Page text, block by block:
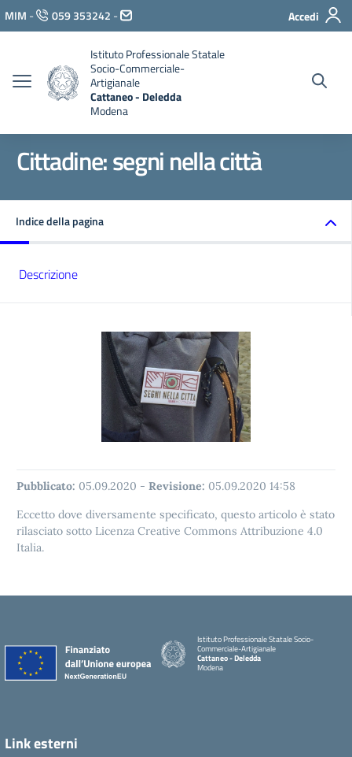
Vai ai contenuti
Vai al menu di navigazione
Vai al footer
MIM - 059 353242 - Accedi
Istituto Professionale Statale
Socio-Commerciale-
Artigianale
Cattaneo - Deledda
Modena
Cittadine: segni nella città
Indice della pagina
Descrizione
Pubblicato: 05.09.2020 - Revisione: 05.09.2020 14:58
Eccetto dove diversamente specificato, questo articolo è stato
rilasciato sotto Licenza Creative Commons Attribuzione 4.0
Italia.
Istituto Professionale Statale Socio-
Commerciale-Artigianale
Cattaneo - Deledda
Modena
Link esterni